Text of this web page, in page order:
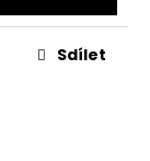
Sdílet